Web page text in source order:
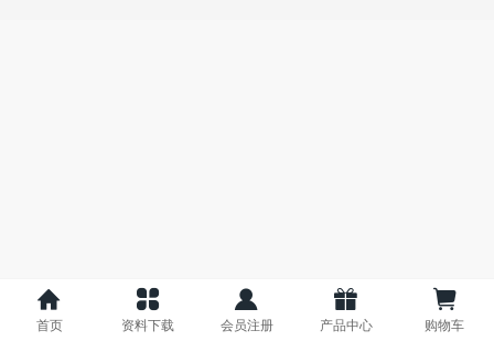
首页 资料下载 会员注册 产品中心 购物车